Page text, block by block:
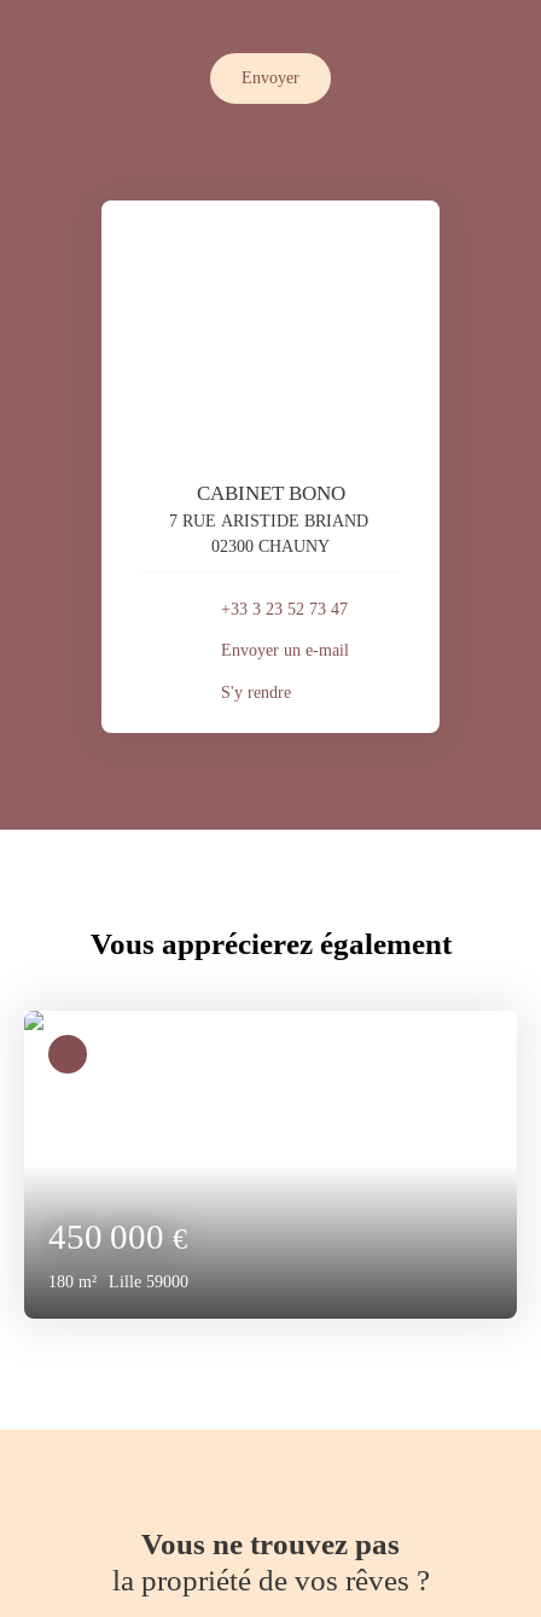
Envoyer
CABINET BONO
7 RUE ARISTIDE BRIAND
02300 CHAUNY
+33 3 23 52 73 47
Envoyer un e-mail
S'y rendre
Vous apprécierezégalement
450 000€
180 m² Lille 59000
Vous ne trouvez pas
la propriété de vos rêves ?